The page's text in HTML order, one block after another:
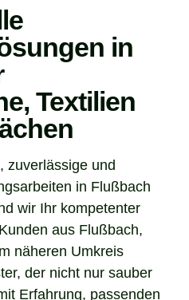
in
Textilien
zuverlässige und
in Flußbach
wir Ihr kompetenter
aus Flußbach,
näheren Umkreis
der nicht nur sauber
Erfahrung, passenden